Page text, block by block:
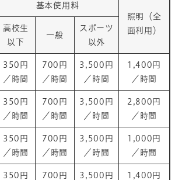
基本使用料
照明（全
面利用）
高校生
以下
一般
スポーツ
以外
350円
／時間
700円
／時間
3,500円
／時間
1,400円
／時間
350円
／時間
700円
／時間
3,500円
／時間
2,800円
／時間
350円
／時間
700円
／時間
3,500円
／時間
1,000円
／時間
350円
700円
3,500円
1,400円